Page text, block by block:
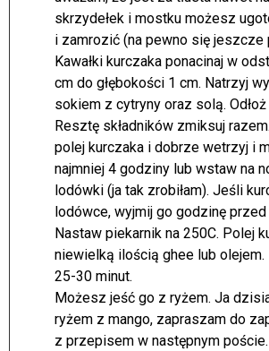
skrzydełek i mostku możesz
i zamrozić (na pewno się jeszcze
Kawałki kurczaka ponacinaj w
cm do głębokości 1 cm. Natrzyj
sokiem z cytryny oraz solą. Odłoż
Resztę składników zmiksuj
polej kurczaka i dobrze wetrzyj i
najmniej 4 godziny lub wstaw na
lodówki (ja tak zrobiłam). Jeśli
lodówce, wyjmij go godzinę
Nastaw piekarnik na 250C. Polej
niewielką ilością ghee lub
25-30 minut.
Możesz jeść go z ryżem. Ja
ryżem z mango, zapraszam do
z przepisem w następnym poście.